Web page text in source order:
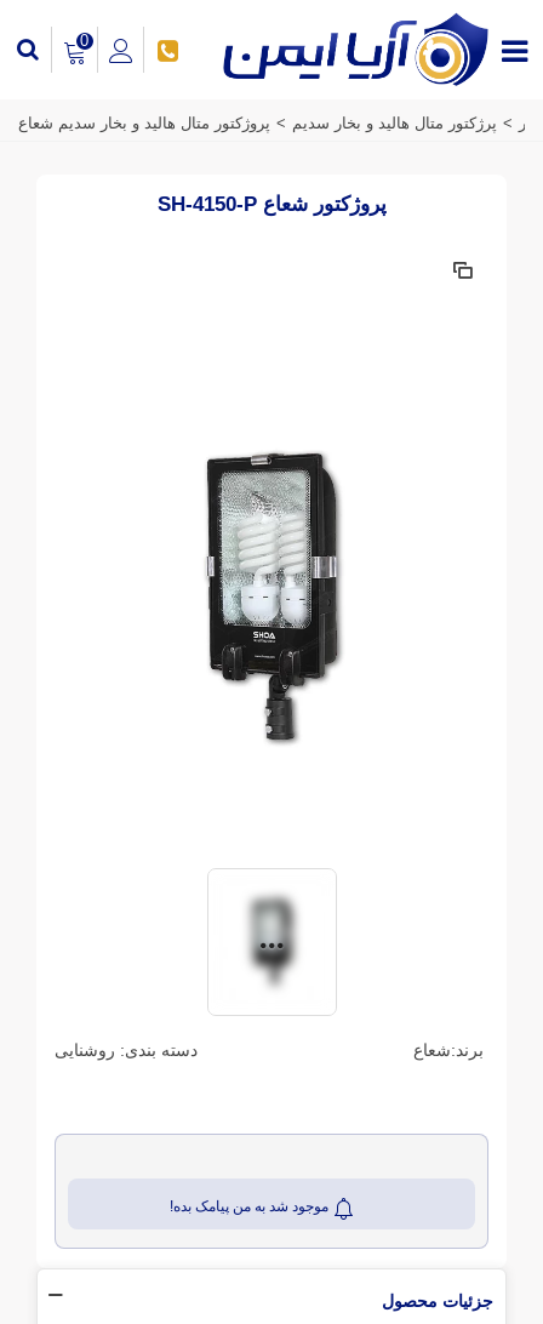
0
> پرژکتور متال هالید و بخار سدیم > پروژکتور متال هالید و بخار سدیم شعاع
پروژکتور شعاع SH-4150-P
برند:شعاع دسته بندی: روشنایی
موجود شد به من پیامک بده!
جزئیات محصول